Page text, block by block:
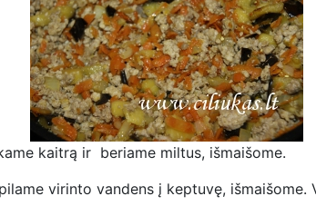
kaitrą ir beriame miltus, išmaišome.
virinto vandens į keptuvę, išmaišome.